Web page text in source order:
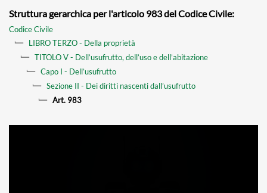
Struttura gerarchica per l'articolo 983 del Codice Civile:
Codice Civile
LIBRO TERZO - Della proprietà
TITOLO V - Dell’usufrutto, dell’uso e dell’abitazione
Capo I - Dell’usufrutto
Sezione II - Dei diritti nascenti dall’usufrutto
Art. 983